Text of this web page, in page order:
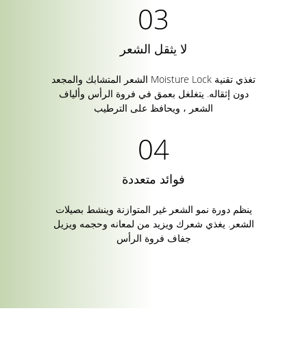
لا يثقل الشعر
تغذي تقنية Moisture Lock الشعر المتشابك والمجعد
دون إثقاله. يتغلغل بعمق في فروة الرأس وألياف
الشعر ، ويحافظ على الترطيب
فوائد متعددة
ينظم دورة نمو الشعر غير المتوازنة وينشط بصيلات
الشعر. يغذي شعرك ويزيد من لمعانه وحجمه ويزيل
جفاف فروة الرأس